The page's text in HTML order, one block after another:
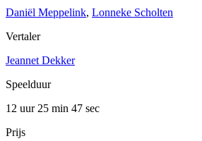
Daniël Meppelink, Lonneke Scholten
Vertaler
Jeannet Dekker
Speelduur
12 uur 25 min 47 sec
Prijs